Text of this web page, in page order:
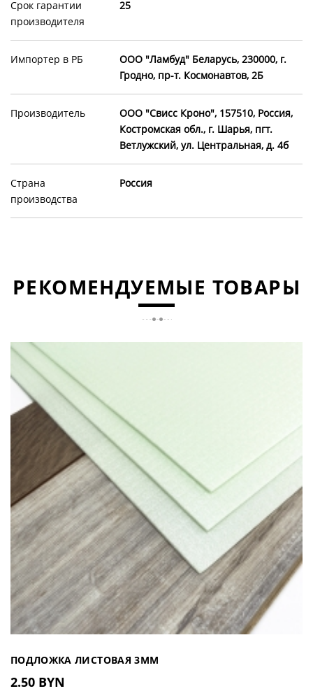
Срок гарантии
производителя
25
Импортер в РБ
OOO "Ламбуд" Беларусь, 230000, г.
Гродно, пр-т. Космонавтов, 2Б
Производитель
ООО "Свисс Кроно", 157510, Россия,
Костромская обл., г. Шарья, пгт.
Ветлужский, ул. Центральная, д. 4б
Страна
производства
Россия
РЕКОМЕНДУЕМЫЕ ТОВАРЫ
ПОДЛОЖКА ЛИСТОВАЯ 3ММ
2.50 BYN